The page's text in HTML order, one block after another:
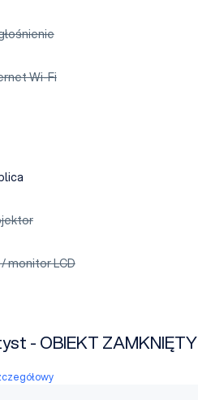
Wi-Fi
monitor LCD
- OBIEKT ZAMKNIĘTY